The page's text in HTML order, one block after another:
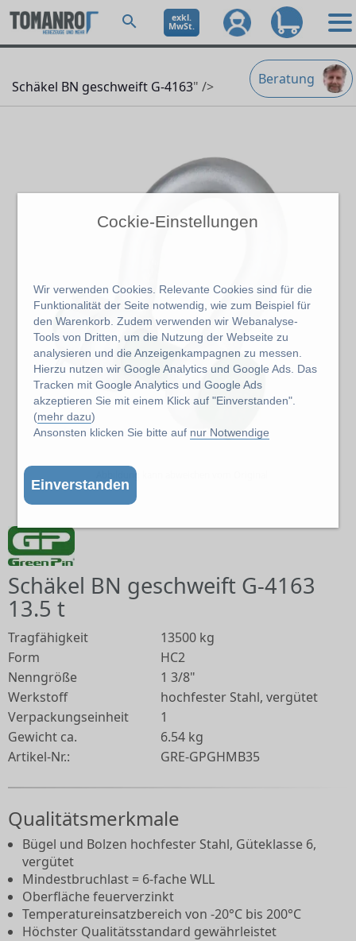
Cockie-Einstellungen
Wir verwenden Cookies. Relevante Cookies sind für die
Funktionalität der Seite notwendig, wie zum Beispiel für
den Warenkorb. Zudem verwenden wir Webanalyse-
Tools von Dritten, um die Nutzung der Webseite zu
analysieren und die Anzeigenkampagnen zu messen.
Hierzu nutzen wir Google Analytics und Google Ads. Das
Tracken mit Google Analytics und Google Ads
akzeptieren Sie mit einem Klick auf "Einverstanden".
(mehr dazu)
Ansonsten klicken Sie bitte auf nur Notwendige
Einverstanden
exkl.
MwSt.
Beratung
Schäkel BN geschweift G-4163" />
Abbildung kann abweichen vom Original
Schäkel BN geschweift G-4163
13.5 t
Tragfähigkeit
13500 kg
Form
HC2
Nenngröße
1 3/8"
Werkstoff
hochfester Stahl, vergütet
Verpackungseinheit
1
Gewicht ca.
6.54 kg
Artikel-Nr.:
GRE-GPGHMB35
Qualitätsmerkmale
Bügel und Bolzen hochfester Stahl, Güteklasse 6,
vergütet
Mindestbruchlast = 6-fache WLL
Oberfläche feuerverzinkt
Temperatureinsatzbereich von -20°C bis 200°C
Höchster Qualitätsstandard gewährleistet